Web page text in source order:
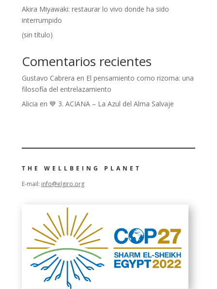
Akira Miyawaki: restaurar lo vivo donde ha sido
interrumpido
(sin título)
Comentarios recientes
Gustavo Cabrera en El pensamiento como rizoma: una
filosofía del entrelazamiento
Alicia en 💙 3. ACIANA – La Azul del Alma Salvaje
THE WELLBEING PLANET
E-mail: info@elgiro.org